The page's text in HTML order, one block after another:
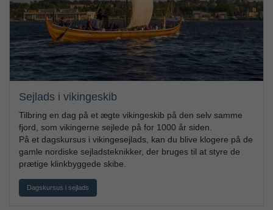
Sejlads i vikingeskib
Tilbring en dag på et ægte vikingeskib på den selv samme
fjord, som vikingerne sejlede på for 1000 år siden.
På et dagskursus i vikingesejlads, kan du blive klogere på de
gamle nordiske sejladsteknikker, der bruges til at styre de
prætige klinkbyggede skibe.
Dagskursus i sejlads